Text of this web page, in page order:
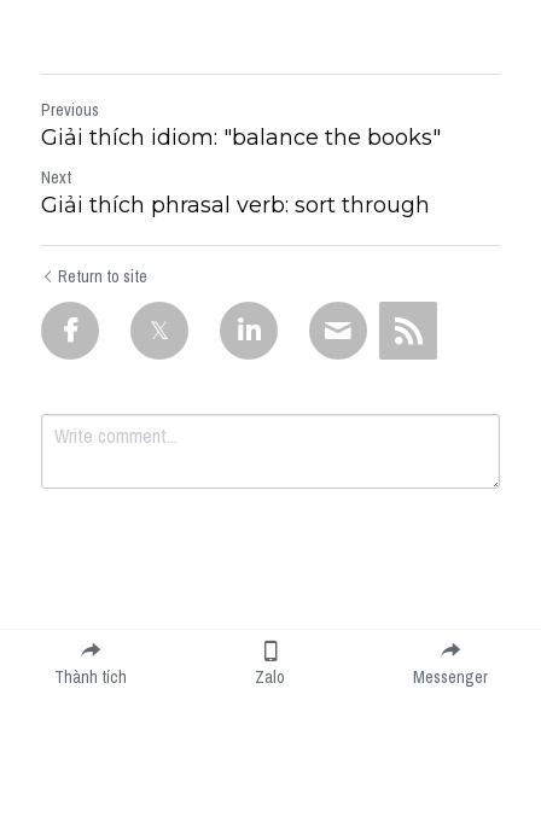
Previous
Giải thích idiom: "balance the books"
Next
Giải thích phrasal verb: sort through
Return to site
Submit
Thành tích Zalo Messenger